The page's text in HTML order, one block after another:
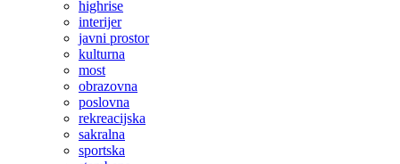
highrise
interijer
javni prostor
kulturna
most
obrazovna
poslovna
rekreacijska
sakralna
sportska